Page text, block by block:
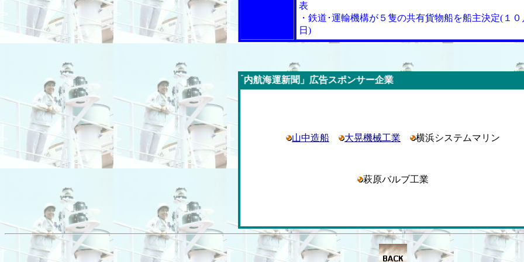
表
・鉄道･運輸機構が５隻の共有貨物船を船主決定(１０
日)
今週の「内航海運新聞」広告スポンサー企業
山中造船 大晃機械工業 横浜システムマリン
萩原バルブ工業